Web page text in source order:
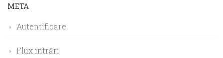
META
Autentificare
Flux intrări